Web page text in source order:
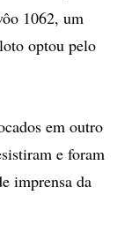
1062, um
optou pelo
em outro
e foram
imprensa da